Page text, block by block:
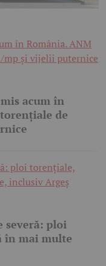
acum în
de
severă: ploi
mai multe